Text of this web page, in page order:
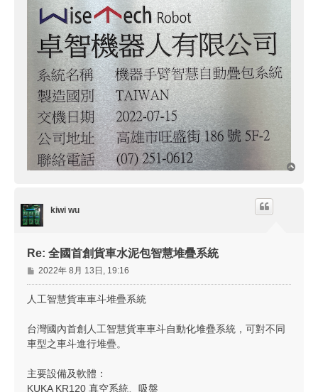
kiwi wu
Re: 全國首創貨車水泥包智慧堆疊系統
文
章
2022年 8月 13日, 19:16
人工智慧貨車車斗堆疊系統
台灣國內首創人工智慧貨車車斗自動化堆疊系統，可對不同
車型之車斗進行堆疊。
主要設備及軟體：
KUKA KR120 真空系統、吸盤